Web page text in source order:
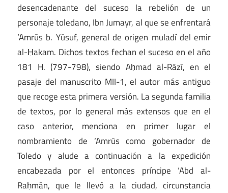
desencadenante del suceso la rebelión de un
personaje toledano, Ibn Jumayr, al que se enfrentará
‘Amrūs b. Yūsuf, general de origen muladí del emir
al-Ḥakam. Dichos textos fechan el suceso en el año
181 H. (797-798), siendo Aḥmad al-Rāzī, en el
pasaje del manuscrito MII-1, el autor más antiguo
que recoge esta primera versión. La segunda familia
de textos, por lo general más extensos que en el
caso anterior, menciona en primer lugar el
nombramiento de ‘Amrūs como gobernador de
Toledo y alude a continuación a la expedición
encabezada por el entonces príncipe ‘Abd al-
Raḥmān, que le llevó a la ciudad, circunstancia